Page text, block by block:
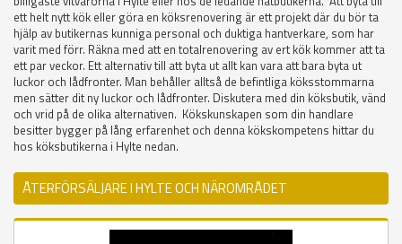
ett helt nytt kök eller göra en köksrenovering är ett projekt där du bör ta
hjälp av butikernas kunniga personal och duktiga hantverkare, som har
varit med förr. Räkna med att en totalrenovering av ert kök kommer att ta
ett par veckor. Ett alternativ till att byta ut allt kan vara att bara byta ut
luckor och lådfronter. Man behåller alltså de befintliga köksstommarna
men sätter dit ny luckor och lådfronter. Diskutera med din köksbutik, vänd
och vrid på de olika alternativen. Kökskunskapen som din handlare
besitter bygger på lång erfarenhet och denna kökskompetens hittar du
hos köksbutikerna i Hylte nedan.
ÅTERFÖRSÄLJARE I HYLTE OCH NÄROMRÅDET